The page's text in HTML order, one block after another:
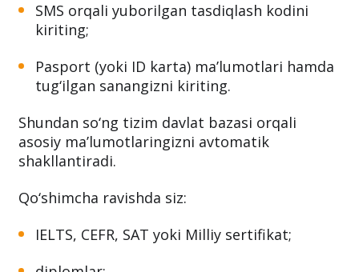
SMS orqali yuborilgan tasdiqlash kodini
kiriting;
Pasport (yoki ID karta) ma’lumotlari hamda
tug‘ilgan sanangizni kiriting.
Shundan so‘ng tizim davlat bazasi orqali
asosiy ma’lumotlaringizni avtomatik
shakllantiradi.
Qo‘shimcha ravishda siz:
IELTS, CEFR, SAT yoki Milliy sertifikat;